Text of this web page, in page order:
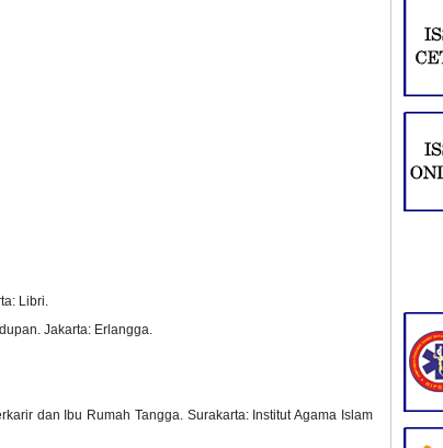
Libri.
Jakarta: Erlangga.
dan Ibu Rumah Tangga. Surakarta: Institut Agama Islam